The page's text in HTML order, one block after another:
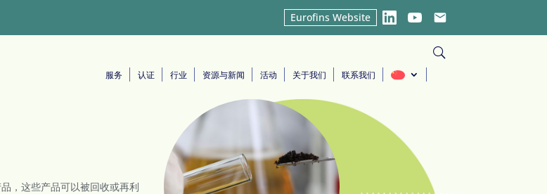
Eurofins Website
LinkedInYouTubeEmail
服务 认证 行业 资源与新闻 活动 关于我们 联系我们
，这些产品可以被回收或再利